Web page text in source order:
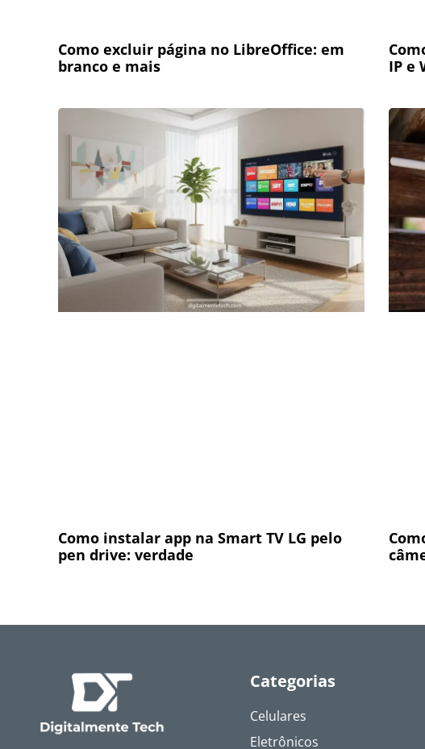
Como excluir página no LibreOffice: em
branco e mais
IP e
Como instalar app na Smart TV LG pelo
pen drive: verdade
Categorias
Celulares
Eletrônicos